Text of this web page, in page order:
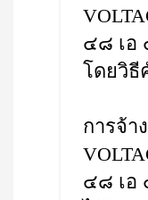
๔๘ เอ
โดยวิธี
การจ้า
๔๘ เอ